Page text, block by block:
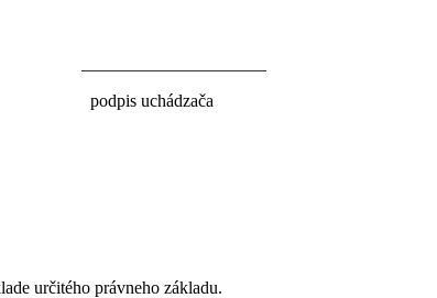
určitého právneho základu.